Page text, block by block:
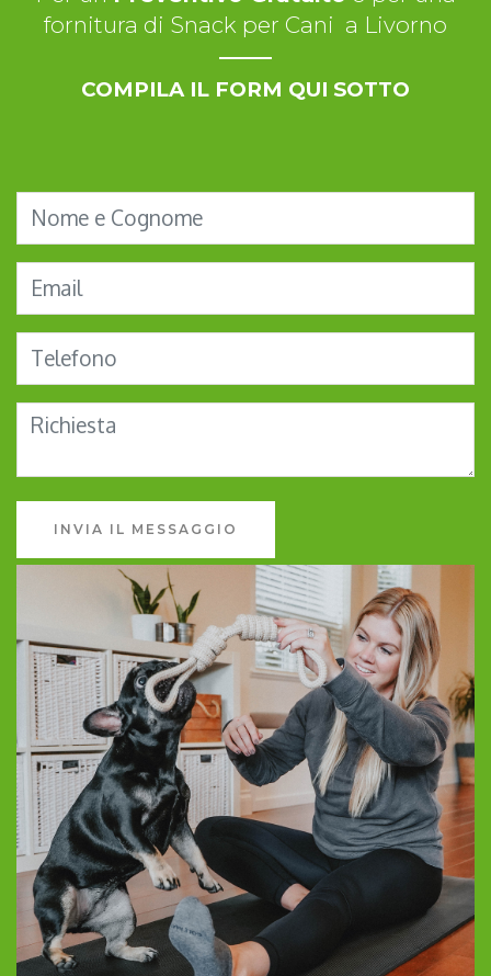
fornitura di Snack per Cani a Livorno
COMPILA IL FORM QUI SOTTO
INVIA IL MESSAGGIO